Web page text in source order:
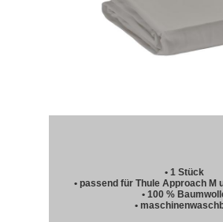
• 1 Stück
• passend für Thule Approach M
• 100 %
•